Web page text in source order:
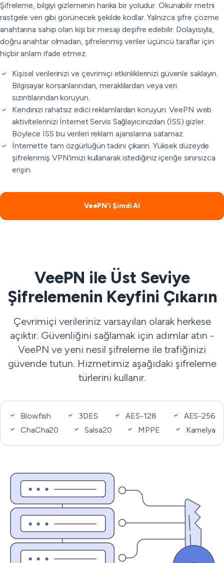
Şifreleme, bilgiyi gizlemenin harika bir yoludur. Okunabilir metni
rastgele veri gibi görünecek şekilde kodlar. Yalnızca şifre çözme
anahtarına sahip olan kişi bir mesajı deşifre edebilir. Dolayısıyla,
doğru anahtar olmadan, şifrelenmiş veriler üçüncü taraflar için
hiçbir anlam ifade etmez.
Kişisel verilerinizi ve çevrimiçi etkinliklerinizi güvenle saklayın.
Bilgisayar korsanlarından, meraklılardan veya veri
sızıntılarından koruyun.
Kendinizi rahatsız edici reklamlardan koruyun. VeePN web
aktivitelerinizi İnternet Servis Sağlayıcınızdan (İSS) gizler.
Böylece İSS bu verileri reklam ajanslarına satamaz.
İnternette tam özgürlüğün tadını çıkarın. Yüksek düzeyde
şifrelenmiş VPN'imizi kullanarak istediğiniz içeriğe sınırsızca
erişin.
VeePN'i Şimdi Al
VeePN ile Üst Seviye
Şifrelemenin Keyfini Çıkarın
Çevrimiçi verileriniz varsayılan olarak herkese
açıktır. Güvenliğini sağlamak için adımlar atın -
VeePN ve yeni nesil şifreleme ile trafiğinizi
güvende tutun. Hizmetimiz aşağıdaki şifreleme
türlerini kullanır.
Blowfish 3DES AES-128
AES-256
ChaCha20
Salsa20 MPPE Kamelya